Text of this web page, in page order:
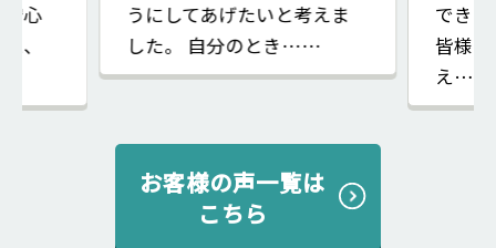
心
、
うにしてあげたいと考えま
した。 自分のとき……
でき
皆様
え……
お客様の声一覧は
こちら